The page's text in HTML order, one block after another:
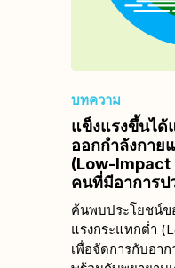
บทความ
แข็งแรงขึ้นได้
ออกกำลังกาย
(Low-Impact
คนที่มีอาการป
ค้นพบประโยชน์ข
แรงกระแทกต่ำ
เพื่อจัดการกับอา